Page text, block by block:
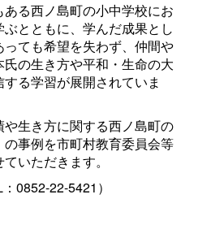
る西ノ島町の小中学校にお
とともに、学んだ成果とし
ても希望を失わず、仲間や
の生き方や平和・生命の大
る学習が展開されていま
生き方に関する西ノ島町の
事例を市町村教育委員会等
いただきます。
0852-22-5421）